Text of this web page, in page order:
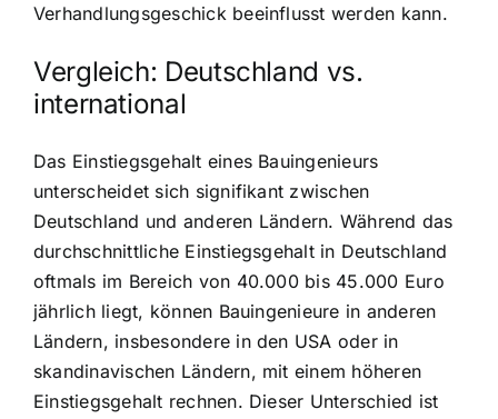
Verhandlungsgeschick beeinflusst werden kann.
Vergleich: Deutschland vs.
international
Das Einstiegsgehalt eines Bauingenieurs
unterscheidet sich signifikant zwischen
Deutschland und anderen Ländern. Während das
durchschnittliche Einstiegsgehalt in Deutschland
oftmals im Bereich von 40.000 bis 45.000 Euro
jährlich liegt, können Bauingenieure in anderen
Ländern, insbesondere in den USA oder in
skandinavischen Ländern, mit einem höheren
Einstiegsgehalt rechnen. Dieser Unterschied ist